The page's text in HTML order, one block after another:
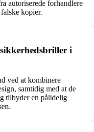
autoriserede forhandlere
kopier.
i
ved at kombinere
samtidig med at de
tilbyder en pålidelig